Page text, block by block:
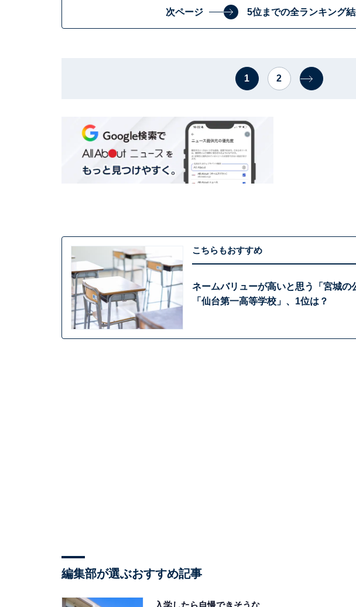
次ページ 5位までの全ランキング
1 2
こちらもおすすめ
ネームバリューが高いと思う「宮城の
「仙台第一高等学校」、1位は？
編集部が選ぶおすすめ記事
入学したら自慢できそうな